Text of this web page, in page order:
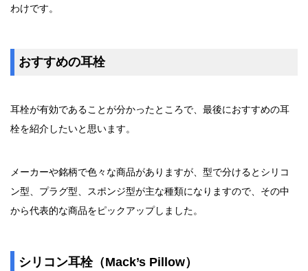
わけです。
おすすめの耳栓
耳栓が有効であることが分かったところで、最後におすすめの耳
栓を紹介したいと思います。
メーカーや銘柄で色々な商品がありますが、型で分けるとシリコ
ン型、プラグ型、スポンジ型が主な種類になりますので、その中
から代表的な商品をピックアップしました。
シリコン耳栓（Mack’s Pillow）